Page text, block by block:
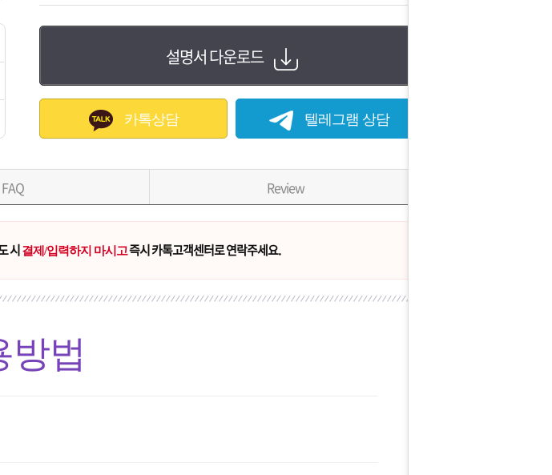
설명서 다운로드
카톡상담 텔레그램 상담
FAQ Review
시결제/입력하지 마시고즉시 카톡고객센터로 연락주세요.
방법